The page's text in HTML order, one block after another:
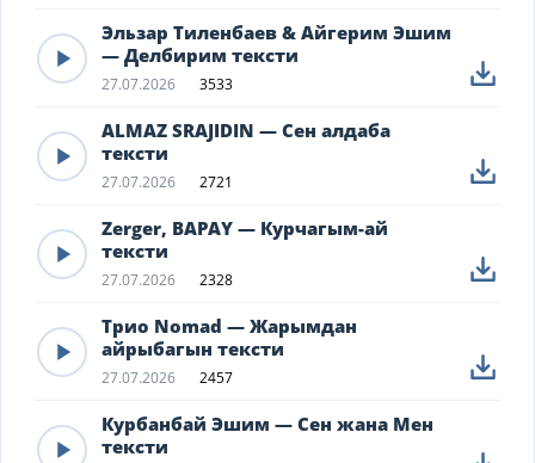
Эльзар Тиленбаев & Айгерим Эшим
— Делбирим тексти
27.07.2026 3533
ALMAZ SRAJIDIN — Сен алдаба
тексти
27.07.2026 2721
Zerger, BAPAY — Курчагым-ай
тексти
27.07.2026 2328
Трио Nomad — Жарымдан
айрыбагын тексти
27.07.2026 2457
Курбанбай Эшим — Сен жана Мен
тексти